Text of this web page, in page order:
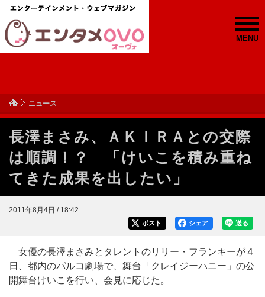
MENU
ニュース
長澤まさみ、ＡＫＩＲＡとの交際
は順調！？ 「けいこを積み重ね
てきた成果を出したい」
2011年8月4日 / 18:42
送る
シェア
ポスト
女優の長澤まさみとタレントのリリー・フランキーが４
日、都内のパルコ劇場で、舞台「クレイジーハニー」の公
開舞台けいこを行い、会見に応じた。